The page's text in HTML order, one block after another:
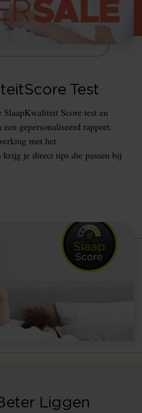
Test
SlaapKwaliteit Score test en
gepersonaliseerd rapport.
met het
krijg je direct tips die passen bij
Liggen